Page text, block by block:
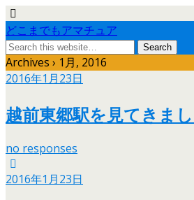
どこまでもアマチュア
Archives › 1月, 2016
2016年1月23日
越前東郷駅を見てきま
no responses
2016年1月23日